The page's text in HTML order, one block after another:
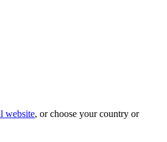
website, or choose your country or